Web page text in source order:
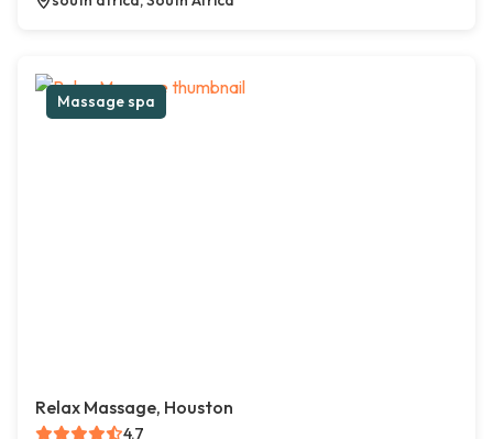
Massage spa
Relax Massage, Houston
4.7